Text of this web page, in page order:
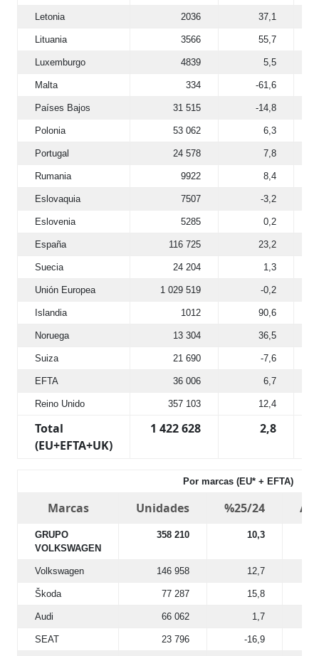
Letonia 2036 37,1
Lituania 3566 55,7
Luxemburgo 4839 5,5
Malta 334 -61,6
Países Bajos 31 515 -14,8
Polonia 53 062 6,3
Portugal 24 578 7,8
Rumania 9922 8,4
Eslovaquia 7507 -3,2
Eslovenia 5285 0,2
España 116 725 23,2
Suecia 24 204 1,3
Unión Europea 1 029 519 -0,2
Islandia 1012 90,6
Noruega 13 304 36,5
Suiza 21 690 -7,6
EFTA 36 006 6,7
Reino Unido 357 103 12,4
Total
(EU+EFTA+UK)
1 422 628 2,8
Por marcas (EU* + EFTA)
Marcas Unidades %25/24
GRUPO
VOLKSWAGEN
358 210 10,3
Volkswagen 146 958 12,7
Škoda 77 287 15,8
Audi 66 062 1,7
SEAT 23 796 -16,9